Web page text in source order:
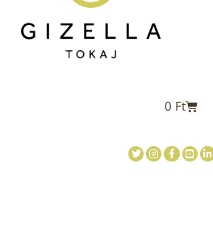
0 Ft